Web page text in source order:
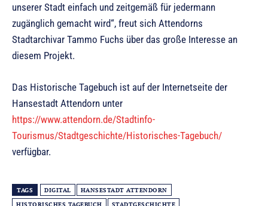
unserer Stadt einfach und zeitgemäß für jedermann
zugänglich gemacht wird“, freut sich Attendorns
Stadtarchivar Tammo Fuchs über das große Interesse an
diesem Projekt.
Das Historische Tagebuch ist auf der Internetseite der
Hansestadt Attendorn unter
https://www.attendorn.de/Stadtinfo-
Tourismus/Stadtgeschichte/Historisches-Tagebuch/
verfügbar.
TAGS DIGITAL
HANSESTADT ATTENDORN
HISTORISCHES TAGEBUCH
STADTGESCHICHTE